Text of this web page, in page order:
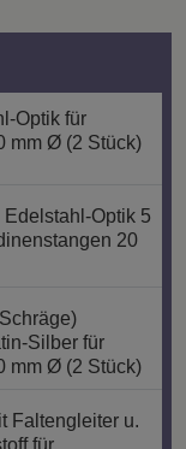
Optik für
mm Ø (2 Stück)
Optik 5
20
Silber für
mm Ø (2 Stück)
Faltengleiter u.